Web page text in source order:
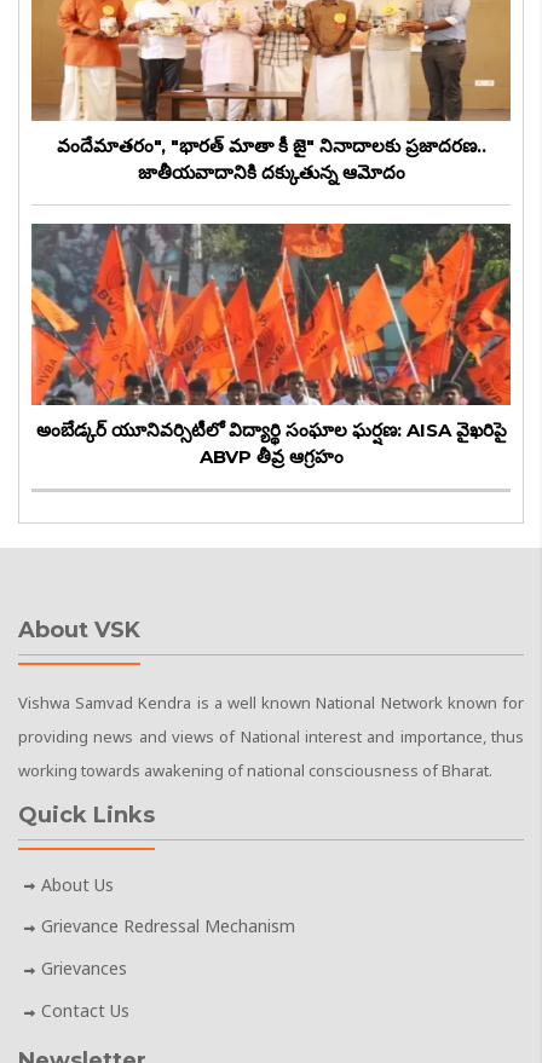
వందేమాతరం", "భారత్ మాతా కీ జై" నినాదాలకు ప్రజాదరణ..
జాతీయవాదానికి దక్కుతున్న ఆమోదం
అంబేడ్కర్ యూనివర్సిటీలో విద్యార్థి సంఘాల ఘర్షణ: AISA వైఖరిపై
ABVP తీవ్ర ఆగ్రహం
About VSK
Vishwa Samvad Kendra is a well known National Network known for
providing news and views of National interest and importance, thus
working towards awakening of national consciousness of Bharat.
Quick Links
About Us
Grievance Redressal Mechanism
Grievances
Contact Us